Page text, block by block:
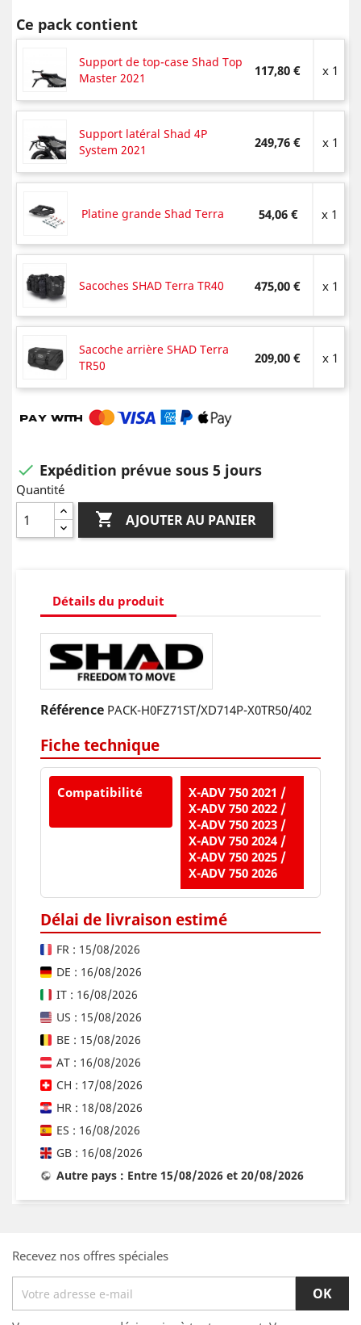
Ce pack contient
Support de top-case Shad Top
Master 2021
117,80 € x 1
Support latéral Shad 4P
System 2021
249,76 € x 1
Platine grande Shad Terra 54,06 € x 1
Sacoches SHAD Terra TR40 475,00 € x 1
Sacoche arrière SHAD Terra
TR50
209,00 € x 1
 Expédition prévue sous 5 jours
Quantité
 AJOUTER AU PANIER
Détails du produit
Référence PACK-H0FZ71ST/XD714P-X0TR50/402
Fiche technique
Compatibilité
X-ADV 750 2021 /
X-ADV 750 2022 /
X-ADV 750 2023 /
X-ADV 750 2024 /
X-ADV 750 2025 /
X-ADV 750 2026
Délai de livraison estimé
FR : 15/08/2026
DE : 16/08/2026
IT : 16/08/2026
US : 15/08/2026
BE : 15/08/2026
AT : 16/08/2026
CH : 17/08/2026
HR : 18/08/2026
ES : 16/08/2026
GB : 16/08/2026
Autre pays : Entre 15/08/2026 et 20/08/2026
Recevez nos offres spéciales